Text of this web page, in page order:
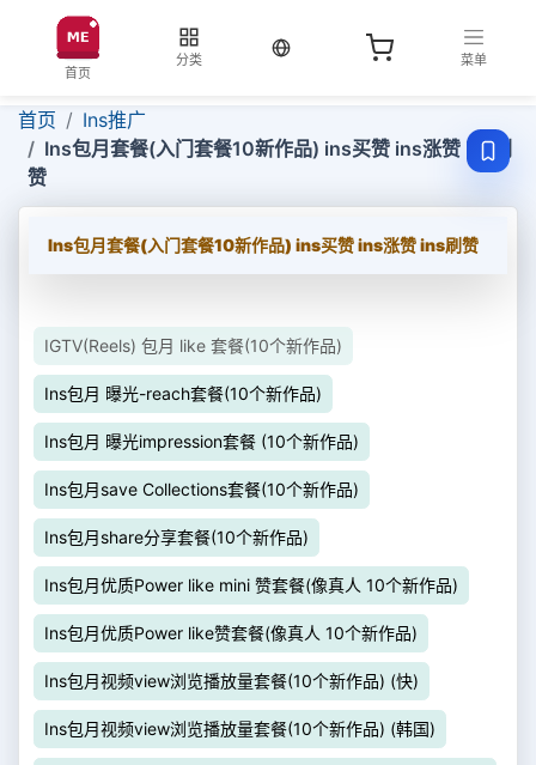
首页
分类
当前语言：中文
菜单
首页
Ins推广
Ins包月套餐(入门套餐10新作品) ins买赞 ins涨赞 ins刷
赞
Ins包月套餐(入门套餐10新作品) ins买赞 ins涨赞 ins刷赞
IGTV(Reels) 包月 like 套餐(10个新作品)
Ins包月 曝光-reach套餐(10个新作品)
Ins包月 曝光impression套餐 (10个新作品)
Ins包月save Collections套餐(10个新作品)
Ins包月share分享套餐(10个新作品)
Ins包月优质Power like mini 赞套餐(像真人 10个新作品)
Ins包月优质Power like赞套餐(像真人 10个新作品)
Ins包月视频view浏览播放量套餐(10个新作品) (快)
Ins包月视频view浏览播放量套餐(10个新作品) (韩国)